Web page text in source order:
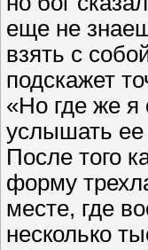
еще не
взять с
подскажет
«Но где же
услышать ее
После того
форму
месте, где
несколько